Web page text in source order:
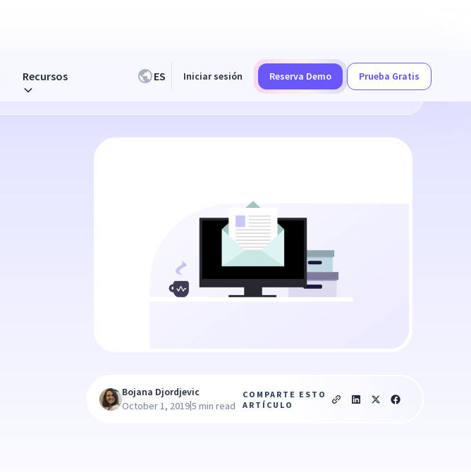
Recursos ES Iniciar sesión Reserva Demo
Prueba Gratis
Bojana Djordjevic
October 1, 2019|5 min read
COMPARTE ESTO
ARTÍCULO